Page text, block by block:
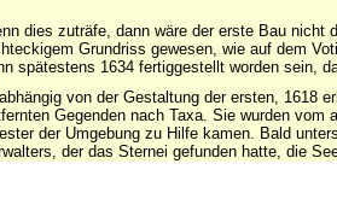
dies zuträfe, dann wäre der erste Bau nicht
Grundriss gewesen, wie auf dem
spätestens 1634 fertiggestellt worden sein,
von der Gestaltung der ersten, 1618
Gegenden nach Taxa. Sie wurden
der Umgebung zu Hilfe kamen. Bald
der das Sternei gefunden hatte, die